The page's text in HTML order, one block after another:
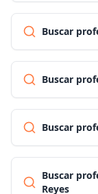
Buscar
Buscar
Buscar
Buscar
Reyes